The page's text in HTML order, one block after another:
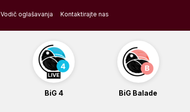
Vodič oglašavanja Kontaktirajte nas
BiG 4 BiG Balade